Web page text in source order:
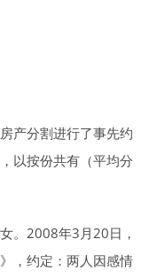
产分割进行了事先约
以按份共有（平均分
。2008年3月20日，
，约定：两人因感情